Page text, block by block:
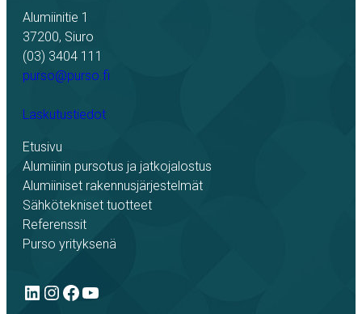
Alumiinitie 1
37200, Siuro
(03) 3404 111
purso@purso.fi
Laskutustiedot
Etusivu
Alumiinin pursotus ja jatkojalostus
Alumiiniset rakennusjärjestelmät
Sähkötekniset tuotteet
Referenssit
Purso yrityksenä
LinkedIn
Instagram
Facebook
YouTube